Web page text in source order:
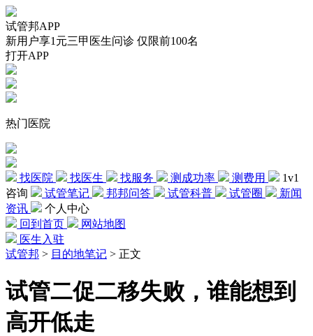
试管邦APP
新用户享1元三甲医生问诊 仅限前100名
打开APP
热门医院
找医院 找医生 找服务 测成功率 测费用
1v1
咨询
试管笔记 邦邦问答 试管科普 试管圈
新闻
资讯
个人中心
回到首页
网站地图
医生入驻
试管邦 > 目的地笔记 > 正文
试管二促二移失败，谁能想到
高开低走